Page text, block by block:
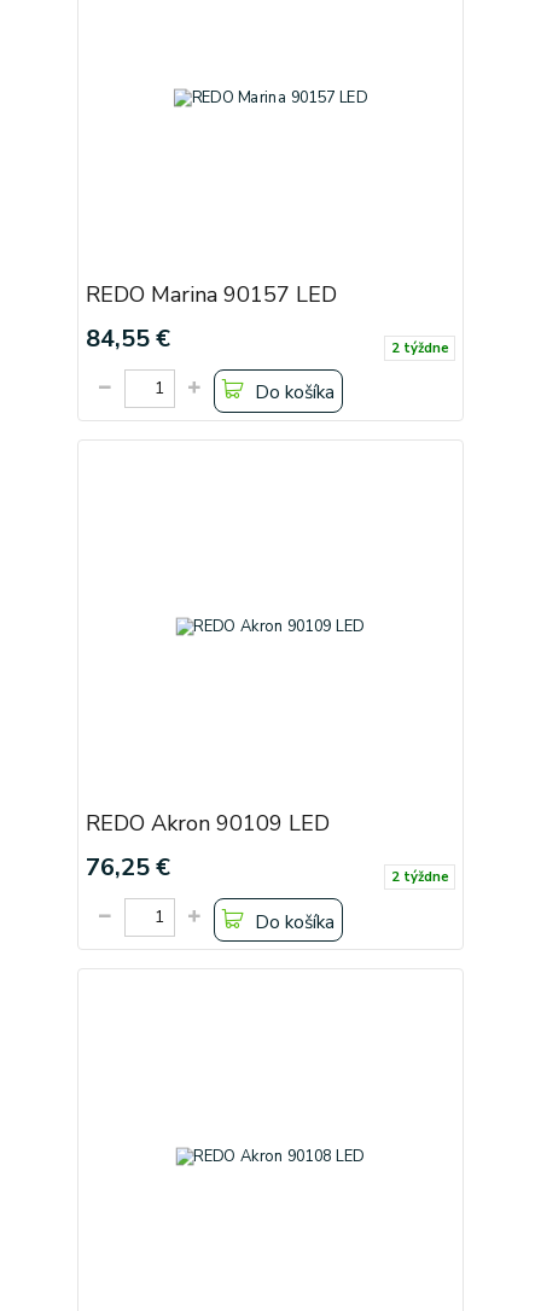
REDO Marina 90157 LED
84,55 € 2 týždne
Do košíka
REDO Akron 90109 LED
76,25 € 2 týždne
Do košíka